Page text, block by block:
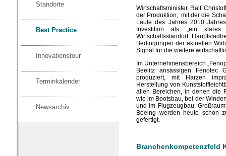
Standorte
Best Practice
Innovationstour
Terminkalender
Newsarchiv
Wirtschaftsminister Ralf
der Produktion, mit der die
Laufe des Jahres 2010
Investition als „ein klares
Wirtschaftsstandort
Bedingungen der aktuellen
Signal für die weitere
Im Unternehmensbereich
Beelitz ansässigen Fenotec
produziert, mit Harzen
Herstellung von
allen Bereichen, in denen die
wie im Bootsbau, bei der
und im Flugzeugbau.
Boeing werden heute schon
gefertigt.
Branchenkompetenzfeld